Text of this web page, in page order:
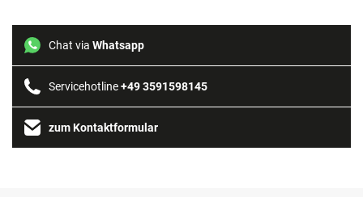
Chat via Whatsapp
Servicehotline+49 3591598145
zum Kontaktformular